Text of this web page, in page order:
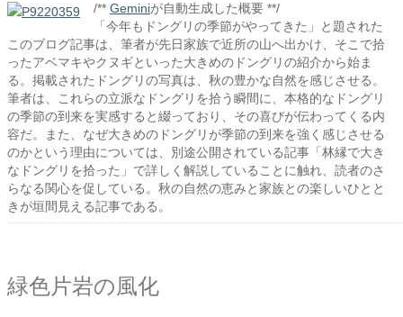
/** Geminiが自動生成した概要 **/
「今年もドングリの季節がやってきた」と題された
このブログ記事は、筆者が先日家族で近所の山へ出かけ、そこで拾
ったアベマキやクヌギといった大きめのドングリの紹介から始ま
る。掲載されたドングリの写真は、秋の豊かな自然を感じさせる。
筆者は、これらの立派なドングリを拾う瞬間に、本格的なドングリ
の季節の到来を実感すると綴っており、その喜びが伝わってくる内
容だ。また、なぜ大きめのドングリが季節の到来を強く感じさせる
のかという理由については、別途公開されている記事「林縁で大き
なドングリを拾った」で詳しく解説していることに触れ、読者のさ
らなる関心を促している。秋の自然の恵みと家族との楽しいひとと
きが垣間見える記事である。
緑色片岩の風化